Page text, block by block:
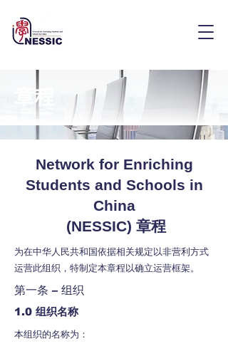
章程
Network for Enriching
Students and Schools in
China
(NESSIC) 章程
为在中华人民共和国依据相关规定以非营利方式
运营此组织，特制定本章程以确立运营框架。
第一条 – 组织
1.0 组织名称
本组织的名称为：